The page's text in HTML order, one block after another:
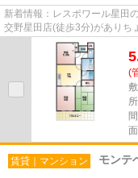
新着情報：レスポワール星田
交野星田店(徒歩3分)がありち
です。敷地内にごみ置き場...
(
賃貸｜マンション モンテ